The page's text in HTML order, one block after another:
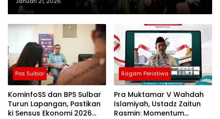
Pos Sulbar
KominfoSS dan BPS Sulbar
Turun Lapangan, Pastikan
ki Sensus Ekonomi 2026
Ragam Peristiwa
Pra Muktamar V Wahdah
Islamiyah, Ustadz Zaitun
Rasmin: Momentum